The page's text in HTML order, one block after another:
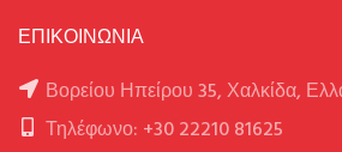
ΕΠΙΚΟΙΝΩΝΙΑ
Βορείου Ηπείρου 35, Χαλκίδα,
Τηλέφωνο: +30 22210 81625